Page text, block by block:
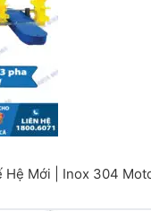
Hệ Mới | Inox 304